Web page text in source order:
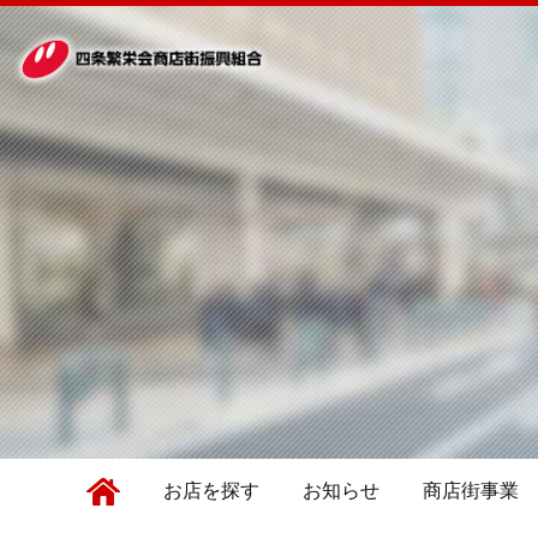
お店を探す お知らせ 商店街事業